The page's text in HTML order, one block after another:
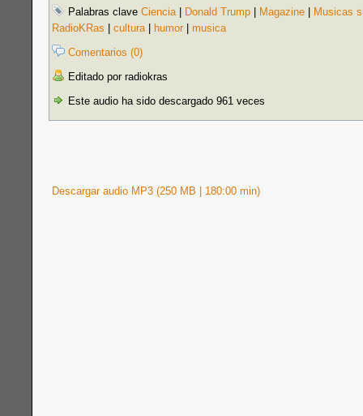
Palabras clave Ciencia| Donald Trump Magazine
Musicas
RadioKRas
cultura| humor
musica
Comentarios (0)
Editado por radiokras
Este audio ha sido descargado 961 veces
Descargar audio MP3 (250 MB | 180:00 min)